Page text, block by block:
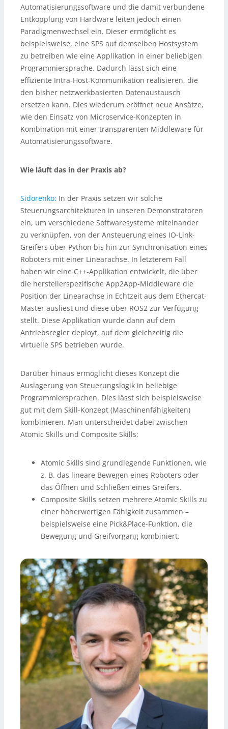
Automatisierungssoftware und die damit verbundene
Entkopplung von Hardware leiten jedoch einen
Paradigmenwechsel ein. Dieser ermöglicht es
beispielsweise, eine SPS auf demselben Hostsystem
zu betreiben wie eine Applikation in einer beliebigen
Programmiersprache. Dadurch lässt sich eine
effiziente Intra-Host-Kommunikation realisieren, die
den bisher netzwerkbasierten Datenaustausch
ersetzen kann. Dies wiederum eröffnet neue Ansätze,
wie den Einsatz von Microservice-Konzepten in
Kombination mit einer transparenten Middleware für
Automatisierungssoftware.
Wie läuft das in der Praxis ab?
Sidorenko: In der Praxis setzen wir solche
Steuerungsarchitekturen in unseren Demonstratoren
ein, um verschiedene Softwaresysteme miteinander
zu verknüpfen, von der Ansteuerung eines IO-Link-
Greifers über Python bis hin zur Synchronisation eines
Roboters mit einer Linearachse. In letzterem Fall
haben wir eine C++-Applikation entwickelt, die über
die herstellerspezifische App2App-Middleware die
Position der Linearachse in Echtzeit aus dem Ethercat-
Master ausliest und diese über ROS2 zur Verfügung
stellt. Diese Applikation wurde dann auf dem
Antriebsregler deployt, auf dem gleichzeitig die
virtuelle SPS betrieben wurde.
Darüber hinaus ermöglicht dieses Konzept die
Auslagerung von Steuerungslogik in beliebige
Programmiersprachen. Dies lässt sich beispielsweise
gut mit dem Skill-Konzept (Maschinenfähigkeiten)
kombinieren. Man unterscheidet dabei zwischen
Atomic Skills und Composite Skills:
Atomic Skills sind grundlegende Funktionen, wie
z. B. das lineare Bewegen eines Roboters oder
das Öffnen und Schließen eines Greifers.
Composite Skills setzen mehrere Atomic Skills zu
einer höherwertigen Fähigkeit zusammen –
beispielsweise eine Pick&Place-Funktion, die
Bewegung und Greifvorgang kombiniert.